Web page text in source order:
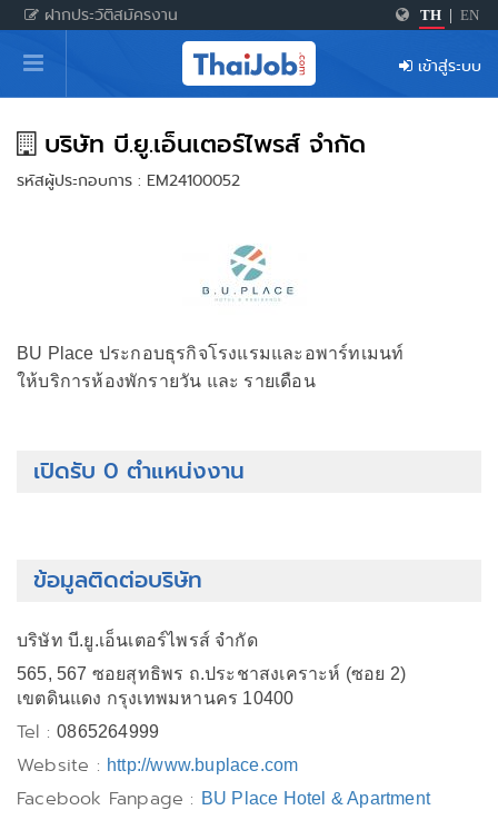
ฝากประวัติสมัครงาน TH EN
หน้าหลัก
ผู้สมัครงาน: เข้าสู่ระบบ
ฝากประวัติสมัครงาน
เกร็ดความรู้
สำหรับผู้ประกอบการ
เข้าสู่ระบบ
บริษัท บี.ยู.เอ็นเตอร์ไพรส์ จำกัด
รหัสผู้ประกอบการ : EM24100052
BU Place ประกอบธุรกิจโรงแรมและอพาร์ทเมนท์
ให้บริการห้องพักรายวัน และ รายเดือน
เปิดรับ 0 ตำแหน่งงาน
ข้อมูลติดต่อบริษัท
บริษัท บี.ยู.เอ็นเตอร์ไพรส์ จำกัด
565, 567 ซอยสุทธิพร ถ.ประชาสงเคราะห์ (ซอย 2)
เขตดินแดง กรุงเทพมหานคร 10400
Tel :0865264999
Website : http://www.buplace.com
Facebook Fanpage : BU Place Hotel & Apartment